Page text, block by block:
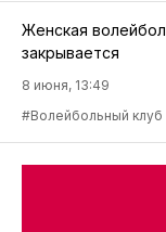
Женская
закрывается
8 июня, 13:49
#Волейбольный